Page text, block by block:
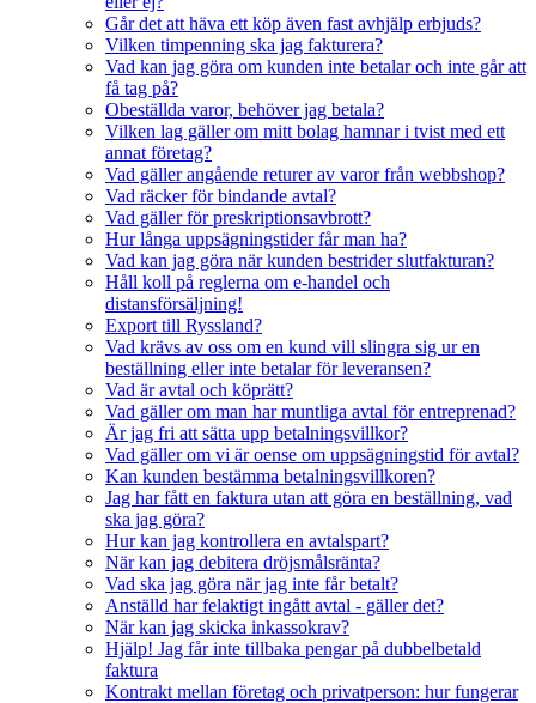
Går det att häva ett köp även fast avhjälp erbjuds?
Vilken timpenning ska jag fakturera?
Vad kan jag göra om kunden inte betalar och inte går att
få tag på?
Obeställda varor, behöver jag betala?
Vilken lag gäller om mitt bolag hamnar i tvist med ett
annat företag?
Vad gäller angående returer av varor från webbshop?
Vad räcker för bindande avtal?
Vad gäller för preskriptionsavbrott?
Hur långa uppsägningstider får man ha?
Vad kan jag göra när kunden bestrider slutfakturan?
Håll koll på reglerna om e-handel och
distansförsäljning!
Export till Ryssland?
Vad krävs av oss om en kund vill slingra sig ur en
beställning eller inte betalar för leveransen?
Vad är avtal och köprätt?
Vad gäller om man har muntliga avtal för entreprenad?
Är jag fri att sätta upp betalningsvillkor?
Vad gäller om vi är oense om uppsägningstid för avtal?
Kan kunden bestämma betalningsvillkoren?
Jag har fått en faktura utan att göra en beställning, vad
ska jag göra?
Hur kan jag kontrollera en avtalspart?
När kan jag debitera dröjsmålsränta?
Vad ska jag göra när jag inte får betalt?
Anställd har felaktigt ingått avtal - gäller det?
När kan jag skicka inkassokrav?
Hjälp! Jag får inte tillbaka pengar på dubbelbetald
faktura
Kontrakt mellan företag och privatperson: hur fungerar